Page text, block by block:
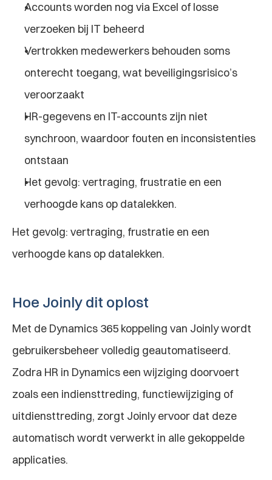
Accounts worden nog via Excel of losse
verzoeken bij IT beheerd
Vertrokken medewerkers behouden soms
onterecht toegang, wat beveiligingsrisico’s
veroorzaakt
HR-gegevens en IT-accounts zijn niet
synchroon, waardoor fouten en inconsistenties
ontstaan
Het gevolg: vertraging, frustratie en een
verhoogde kans op datalekken.
Het gevolg: vertraging, frustratie en een
verhoogde kans op datalekken.
Hoe Joinly dit oplost
Met de Dynamics 365 koppeling van Joinly wordt
gebruikersbeheer volledig geautomatiseerd.
Zodra HR in Dynamics een wijziging doorvoert
zoals een indiensttreding, functiewijziging of
uitdiensttreding, zorgt Joinly ervoor dat deze
automatisch wordt verwerkt in alle gekoppelde
applicaties.